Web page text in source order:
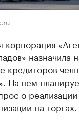
корпорация
назначила
кредиторов
На нем
о
на торгах.